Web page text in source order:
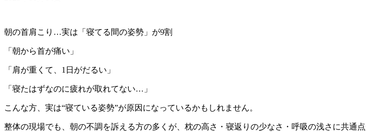
朝の首肩こり…実は「寝てる間の姿勢」が9割
「朝から首が痛い」
「肩が重くて、1日がだるい」
「寝たはずなのに疲れが取れてない…」
こんな方、実は“寝ている姿勢”が原因になっているかもしれません。
整体の現場でも、朝の不調を訴える方の多くが、枕の高さ・寝返りの少なさ・呼吸の浅さに共通点